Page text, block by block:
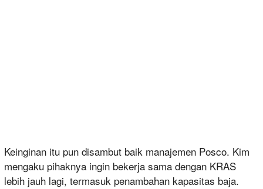
Keinginan itu pun disambut baik manajemen Posco. Kim
mengaku pihaknya ingin bekerja sama dengan KRAS
lebih jauh lagi, termasuk penambahan kapasitas baja.